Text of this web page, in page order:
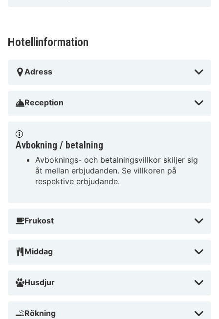
Hotellinformation
Adress
Reception
Avbokning / betalning
Avboknings- och betalningsvillkor skiljer sig
åt mellan erbjudanden. Se villkoren på
respektive erbjudande.
Frukost
Middag
Husdjur
Rökning